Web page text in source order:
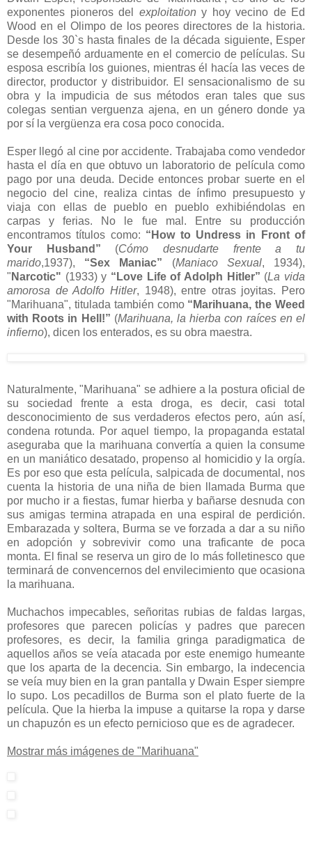
exponentes pioneros del exploitation y hoy vecino de Ed
Wood en el Olimpo de los peores directores de la historia.
Desde los 30`s hasta finales de la década siguiente, Esper
se desempeñó arduamente en el comercio de películas. Su
esposa escribía los guiones, mientras él hacía las veces de
director, productor y distribuidor. El sensacionalismo de su
obra y la impudicia de sus métodos eran tales que sus
colegas sentian verguenza ajena, en un género donde ya
por sí la vergüenza era cosa poco conocida.
Esper llegó al cine por accidente. Trabajaba como vendedor
hasta el día en que obtuvo un laboratorio de película como
pago por una deuda. Decide entonces probar suerte en el
negocio del cine, realiza cintas de ínfimo presupuesto y
viaja con ellas de pueblo en pueblo exhibiéndolas en
carpas y ferias. No le fue mal. Entre su producción
encontramos títulos como: “How to Undress in Front of
Your Husband” (Cómo desnudarte frente a tu
marido,1937), “Sex Maniac” (Maniaco Sexual, 1934),
" Narcotic" (1933) y “Love Life of Adolph Hitler” (La vida
amorosa de Adolfo Hitler, 1948), entre otras joyitas. Pero
"Marihuana", titulada también como “Marihuana, the Weed
with Roots in Hell!” (Marihuana, la hierba con raíces en el
infierno), dicen los enterados, es su obra maestra.
Naturalmente, "Marihuana" se adhiere a la postura oficial de
su sociedad frente a esta droga, es decir, casi total
desconocimiento de sus verdaderos efectos pero, aún así,
condena rotunda. Por aquel tiempo, la propaganda estatal
aseguraba que la marihuana convertía a quien la consume
en un maniático desatado, propenso al homicidio y la orgía.
Es por eso que esta película, salpicada de documental, nos
cuenta la historia de una niña de bien llamada Burma que
por mucho ir a fiestas, fumar hierba y bañarse desnuda con
sus amigas termina atrapada en una espiral de perdición.
Embarazada y soltera, Burma se ve forzada a dar a su niño
en adopción y sobrevivir como una traficante de poca
monta. El final se reserva un giro de lo más folletinesco que
terminará de convencernos del envilecimiento que ocasiona
la marihuana.
Muchachos impecables, señoritas rubias de faldas largas,
profesores que parecen policías y padres que parecen
profesores, es decir, la familia gringa paradigmatica de
aquellos años se veía atacada por este enemigo humeante
que los aparta de la decencia. Sin embargo, la indecencia
se veía muy bien en la gran pantalla y Dwain Esper siempre
lo supo. Los pecadillos de Burma son el plato fuerte de la
película. Que la hierba la impuse a quitarse la ropa y darse
un chapuzón es un efecto pernicioso que es de agradecer.
Mostrar más imágenes de "Marihuana"